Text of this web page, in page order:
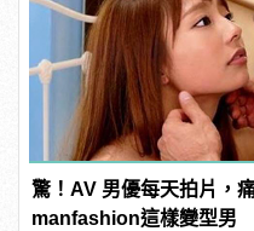
驚！AV 男優每天拍片，
manfashion這樣變型男